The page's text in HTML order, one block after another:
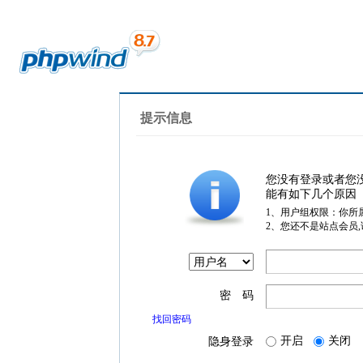
提示信息
您没有登录或者您
能有如下几个原因
1、用户组权限：你所
2、您还不是站点会员
密 码
找回密码
隐身登录 开启 关闭